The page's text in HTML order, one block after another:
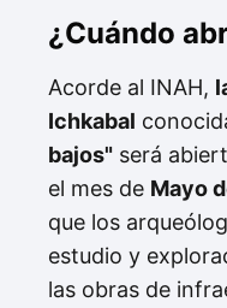
¿Cuándo
Acorde al INAH,
Ichkabal
bajos" será
el mes de Mayo
que los
estudio y
las obras de